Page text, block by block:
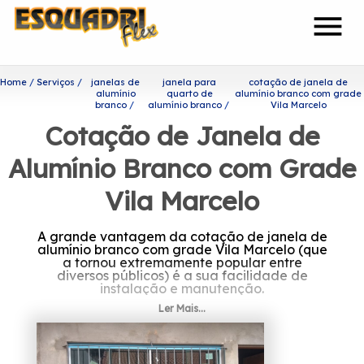
menu
Home Serviços
janelas de
alumínio
branco
janela para
quarto de
alumínio branco
cotação de janela de
alumínio branco com grade
Vila Marcelo
Cotação de Janela de
Alumínio Branco com Grade
Vila Marcelo
A grande vantagem da cotação de janela de
alumínio branco com grade Vila Marcelo (que
a tornou extremamente popular entre
diversos públicos) é a sua facilidade de
instalação e manutenção.
Encontre mais informações
sobre cotação de janela de
Ler Mais...